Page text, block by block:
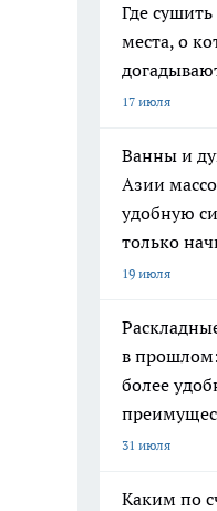
Где сушить
места, о
17 июля
Ванны и
Азии
удобную
только
19 июля
в
более
31 июля
Каким по